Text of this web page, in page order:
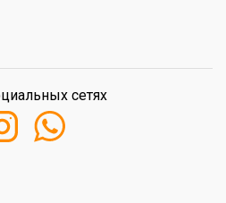
сетях